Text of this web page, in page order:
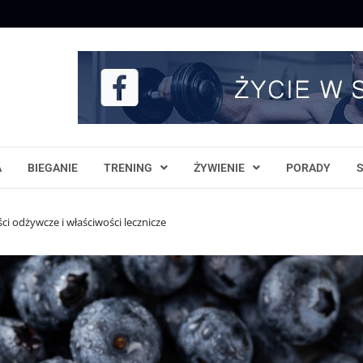
BIEGANIE TRENING ŻYWIENIE PORADY
odżywcze i właściwości lecznicze